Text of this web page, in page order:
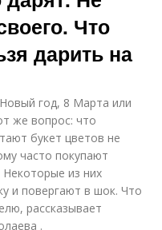
Что
дарить на
год, 8 Марта или
же вопрос: что
букет цветов не
часто покупают
из них
и повергают в шок. Что
рассказывает
.